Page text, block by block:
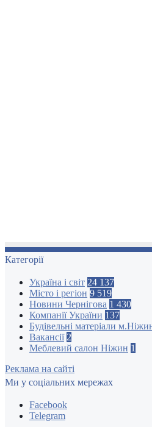
Категорії
Україна і світ 24 137
Місто і регіон 9 519
Новини Чернігова 1 430
Компанії України 137
Будівельні матеріали
Вакансії 2
Меблевий салон Ніжин 1
Реклама на сайті
Ми у соціальних мережах
Facebook
Telegram